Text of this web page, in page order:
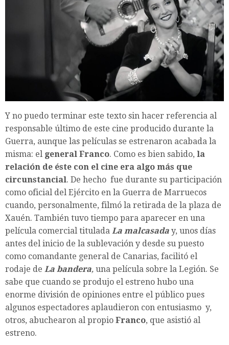
Y no puedo terminar este texto sin hacer referencia al
responsable último de este cine producido durante la
Guerra, aunque las películas se estrenaron acabada la
misma: el general Franco. Como es bien sabido, la
relación de éste con el cine era algo más que
circunstancial. De hecho fue durante su participación
como oficial del Ejército en la Guerra de Marruecos
cuando, personalmente, filmó la retirada de la plaza de
Xauén. También tuvo tiempo para aparecer en una
película comercial titulada La malcasada y, unos días
antes del inicio de la sublevación y desde su puesto
como comandante general de Canarias, facilitó el
rodaje de La bandera, una película sobre la Legión. Se
sabe que cuando se produjo el estreno hubo una
enorme división de opiniones entre el público pues
algunos espectadores aplaudieron con entusiasmo y,
otros, abuchearon al propio Franco, que asistió al
estreno.